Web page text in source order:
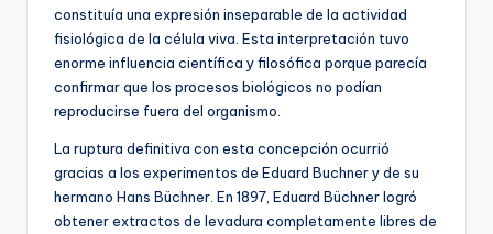
constituía una expresión inseparable de la actividad
fisiológica de la célula viva. Esta interpretación tuvo
enorme influencia científica y filosófica porque parecía
confirmar que los procesos biológicos no podían
reproducirse fuera del organismo.
La ruptura definitiva con esta concepción ocurrió
gracias a los experimentos de Eduard Buchner y de su
hermano Hans Büchner. En 1897, Eduard Büchner logró
obtener extractos de levadura completamente libres de